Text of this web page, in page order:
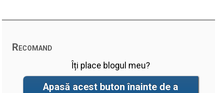
Recomand
Îți place blogul meu?
Apasă acest buton înainte de a